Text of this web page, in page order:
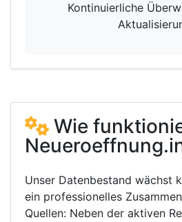
Kontinuierliche
Wie
Unser Datenbestand wächst
ein professionelles
Quellen: Neben der aktiven